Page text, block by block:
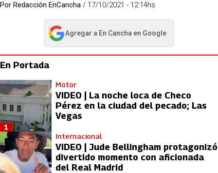
Por Redacción EnCancha / 17/10/2021 - 12:14hs
Agregar a En Cancha en Google
abre en nueva pestaña
En Portada
Motor
VIDEO | La noche loca de Checo
Pérez en la ciudad del pecado; Las
Vegas
1
Internacional
VIDEO | Jude Bellingham protagonizó
divertido momento con aficionada
del Real Madrid